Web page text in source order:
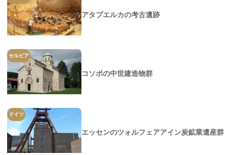
アタプエルカの考古遺跡
セルビア
コソボの中世建造物群
ドイツ
エッセンのツォルフェアアイン炭鉱業遺産群